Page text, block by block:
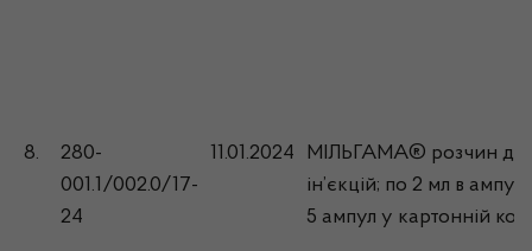
8.
280-
001.1/002.0/17-
24
11.01.2024
МІЛЬГАМА® розчин для
ін’єкцій; по 2 мл в
5 ампул у картонній